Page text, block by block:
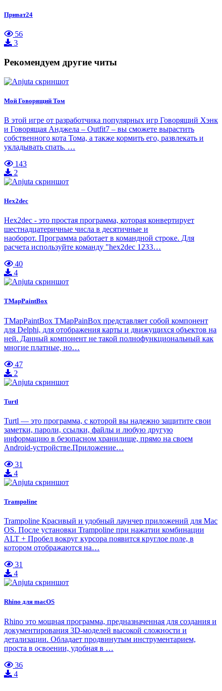
Приват24
56
3
Рекомендуем другие читы
Мой Говорящий Том
В этой игре от разработчика популярных игр Говорящий Хэнк
и Говорящая Анджела – Outfit7 – вы сможете вырастить
собственного кота Тома, а также кормить его, развлекать и
укладывать спать. …
143
2
Hex2dec
Hex2dec - это простая программа, которая конвертирует
шестнадцатеричные числа в десятичные и
наоборот. Программа работает в командной строке. Для
расчета используйте команду "hex2dec 1233…
40
4
TMapPaintBox
TMapPaintBox TMapPainBox представляет собой компонент
для Delphi, для отображения карты и движущихся объектов на
ней. Данный компонент не такой полнофункциональный как
многие платные, но…
47
2
Turtl
Turtl — это программа, с которой вы надежно защитите свои
заметки, пароли, ссылки, файлы и любую другую
информацию в безопасном хранилище, прямо на своем
Android-устройстве.Приложение…
31
4
Trampoline
Trampoline Красивый и удобный лаунчер приложений для Mac
OS. После установки Trampoline при нажатии комбинации
ALT + Пробел вокруг курсора появится круглое поле, в
котором отображаются на…
31
4
Rhino для macOS
Rhino это мощная программа, предназначенная для создания и
документирования 3D-моделей высокой сложности и
детализации. Обладает продвинутым инструментарием,
проста в освоении, удобная в …
36
4